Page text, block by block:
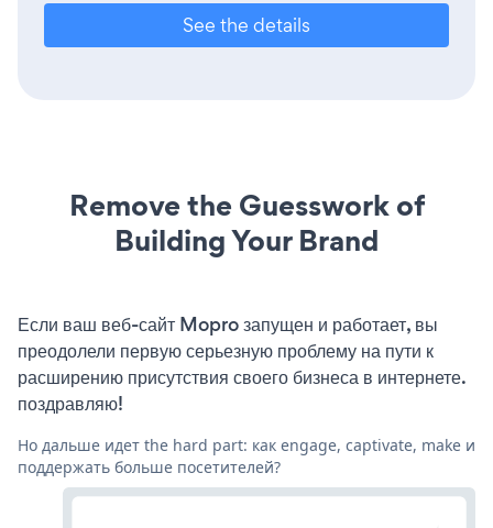
See the details
Remove the Guesswork of
Building Your Brand
Если ваш веб-сайт Mopro запущен и работает, вы
преодолели первую серьезную проблему на пути к
расширению присутствия своего бизнеса в интернете.
поздравляю!
Но дальше идет the hard part: как engage, captivate, make и
поддержать больше посетителей?